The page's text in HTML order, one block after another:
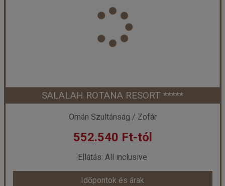
Város:Salalah
Utazás módja:
Repülővel
All inclusive
Szálláskategória: Hotel *****
Kétágyas szoba Deluxe
Időpont: 2026-10-16 | 7 éj
már 546.800 Ft-tól
Időpontok és árak
SALALAH ROTANA RESORT *****
Omán Szultánság / Zofár
552.540 Ft-tól
Ellátás: All inclusive
Időpontok és árak